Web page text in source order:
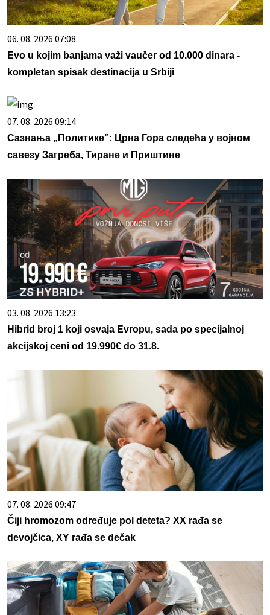
06. 08. 2026 07:08
Evo u kojim banjama važi vaučer od 10.000 dinara -
kompletan spisak destinacija u Srbiji
07. 08. 2026 09:14
Сазнања „Политике”: Црна Гора следећа у војном
савезу Загреба, Тиране и Приштине
03. 08. 2026 13:23
Hibrid broj 1 koji osvaja Evropu, sada po specijalnoj
akcijskoj ceni od 19.990€ do 31.8.
07. 08. 2026 09:47
Čiji hromozom određuje pol deteta? XX rađa se
devojčica, XY rađa se dečak